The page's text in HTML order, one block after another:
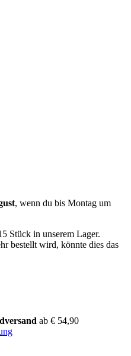
, wenn du bis Montag um
Stück in unserem Lager.
bestellt wird, könnte dies das
ab € 54,90